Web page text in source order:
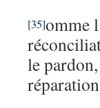
[35]omme
le